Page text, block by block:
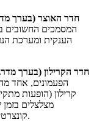
חדר האוצר (בערך מדרגה
המסמכים החשובים
הענקית ומערכת
חדר הקרילון (בערך מדרגה
הפעמונים, אחד
קרילון (הופעות
מצלצלים
קונצרטים מתקיימים בדרך כלל בימי רביעי, שבת וראשון.